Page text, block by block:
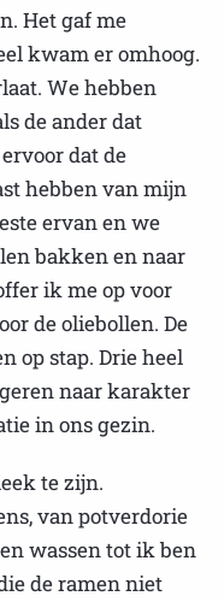
Het gaf me
kwam er omhoog.
We hebben
de ander dat
dat de
hebben van mijn
ervan en we
bakken en naar
ik me op voor
de oliebollen. De
op stap. Drie heel
naar karakter
in ons gezin.
te zijn.
van potverdorie
wassen tot ik ben
de ramen niet